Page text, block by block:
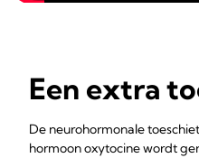
Een extra
De neurohormonale
hormoon oxytocine wordt